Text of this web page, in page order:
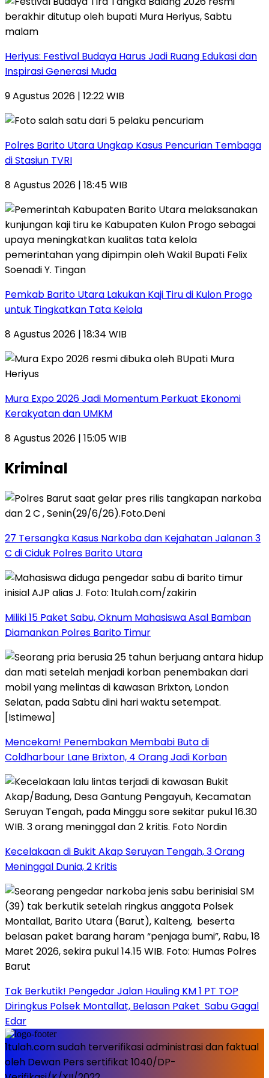
Heriyus: Festival Budaya Harus Jadi Ruang Edukasi dan
Inspirasi Generasi Muda
9 Agustus 2026 | 12:22 WIB
Polres Barito Utara Ungkap Kasus Pencurian Tembaga
di Stasiun TVRI
8 Agustus 2026 | 18:45 WIB
Pemkab Barito Utara Lakukan Kaji Tiru di Kulon Progo
untuk Tingkatkan Tata Kelola
8 Agustus 2026 | 18:34 WIB
Mura Expo 2026 Jadi Momentum Perkuat Ekonomi
Kerakyatan dan UMKM
8 Agustus 2026 | 15:05 WIB
Kriminal
27 Tersangka Kasus Narkoba dan Kejahatan Jalanan 3
C di Ciduk Polres Barito Utara
Miliki 15 Paket Sabu, Oknum Mahasiswa Asal Bamban
Diamankan Polres Barito Timur
Mencekam! Penembakan Membabi Buta di
Coldharbour Lane Brixton, 4 Orang Jadi Korban
Kecelakaan di Bukit Akap Seruyan Tengah, 3 Orang
Meninggal Dunia, 2 Kritis
Tak Berkutik! Pengedar Jalan Hauling KM 1 PT TOP
Diringkus Polsek Montallat, Belasan Paket Sabu Gagal
Edar
1tulah.com sudah terverifikasi administrasi dan faktual
oleh Dewan Pers sertifikat 1040/DP-